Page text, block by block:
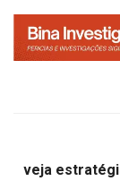
veja